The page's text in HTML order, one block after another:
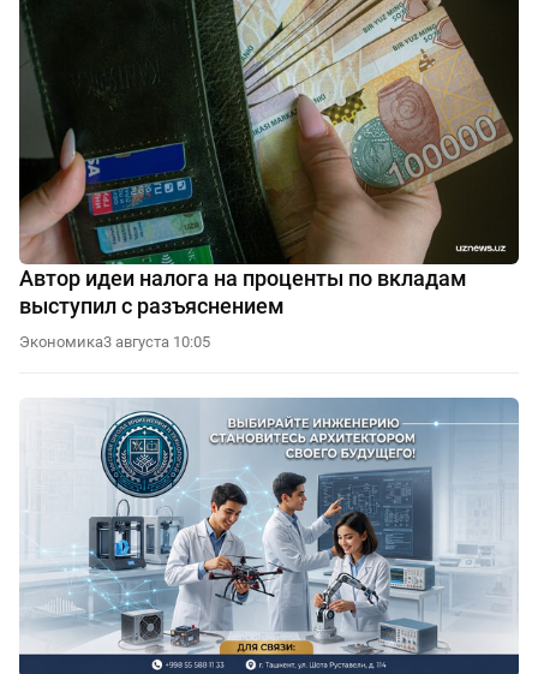
Автор идеи налога на проценты по вкладам
выступил с разъяснением
Экономика3 августа 10:05